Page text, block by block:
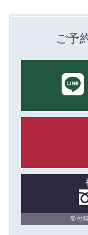
ご予
受付